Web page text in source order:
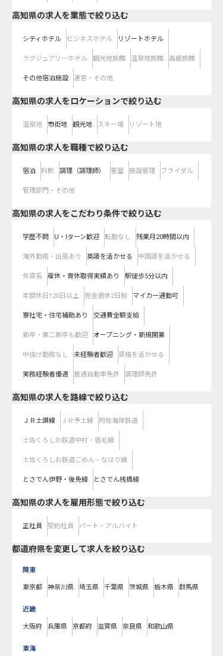
高知県の求人を業態で絞り込む
シティホテル ビジネスホテル リゾートホテル
ラグジュアリーホテル 観光地旅館 温泉地旅館 高級旅館
その他宿泊施設 運営・その他
高知県の求人をロケーションで絞り込む
温泉地 市街地 観光地 スキー場 リゾート地
高知県の求人を職種で絞り込む
宿泊 料飲 調理（調理師） 客室 施設管理 ブライダル
管理部門・その他
高知県の求人をこだわり条件で絞り込む
学歴不問 U・Iターン歓迎 転勤なし 残業月20時間以内
海外勤務・出張あり 英語を活かせる 中国語を活かせる
外資系 産休・育休取得実績あり 駅徒歩5分以内
年間休日120日以上 完全週休2日制 マイカー通勤可
寮社宅・住宅補助あり 交通費全額支給
新卒・第二新卒も歓迎 オープニング・新規開業
中抜け勤務なし 未経験者歓迎 資格を活かせる
実務経験者優遇 普通自動車免許 調理師免許
高知県の求人を路線で絞り込む
ＪＲ土讃線 ＪＲ予土線 阿佐海岸鉄道
土佐くろしお鉄道中村・宿毛線
土佐くろしお鉄道ごめん・なはり線
とさでん伊野・後免線 とさでん桟橋線
高知県の求人を雇用形態で絞り込む
正社員 契約社員 パート・アルバイト
都道府県を変更して求人を絞り込む
関東
東京都 神奈川県 埼玉県 千葉県 茨城県 栃木県 群馬県
近畿
大阪府 兵庫県 京都府 滋賀県 奈良県 和歌山県
東海